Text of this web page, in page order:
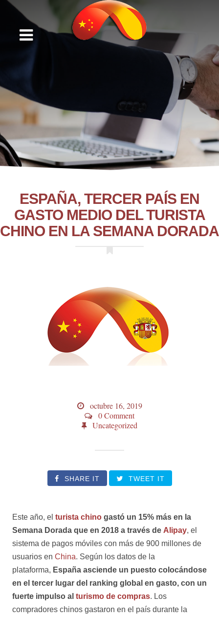
ESPAÑA, TERCER PAÍS EN
GASTO MEDIO DEL TURISTA
CHINO EN LA SEMANA DORADA
octubre 16, 2019
0 Comment
Uncategorized
SHARE IT TWEET IT
Este año, el turista chino gastó un 15% más en la
Semana Dorada que en 2018 a través de Alipay, el
sistema de pagos móviles con más de 900 millones de
usuarios en China. Según los datos de la
plataforma, España asciende un puesto colocándose
en el tercer lugar del ranking global en gasto, con un
fuerte impulso al turismo de compras. Los
compradores chinos gastaron en el país durante la